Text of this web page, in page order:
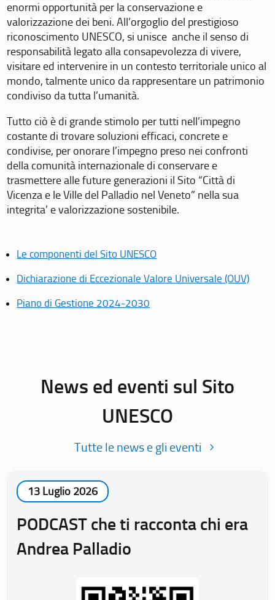
enormi opportunità per la conservazione e
valorizzazione dei beni. All’orgoglio del prestigioso
riconoscimento UNESCO, si unisce anche il senso di
responsabilità legato alla consapevolezza di vivere,
visitare ed intervenire in un contesto territoriale unico al
mondo, talmente unico da rappresentare un patrimonio
condiviso da tutta l’umanità.
Tutto ciò è di grande stimolo per tutti nell’impegno
costante di trovare soluzioni efficaci, concrete e
condivise, per onorare l’impegno preso nei confronti
della comunità internazionale di conservare e
trasmettere alle future generazioni il Sito “Città di
Vicenza e le Ville del Palladio nel Veneto” nella sua
integrita’ e valorizzazione sostenibile.
Le componenti del Sito UNESCO
Dichiarazione di Eccezionale Valore Universale (OUV)
Piano di Gestione 2024-2030
News ed eventi sul Sito
UNESCO
Tutte le news e gli eventi
13 Luglio 2026
PODCAST che ti racconta chi era
Andrea Palladio